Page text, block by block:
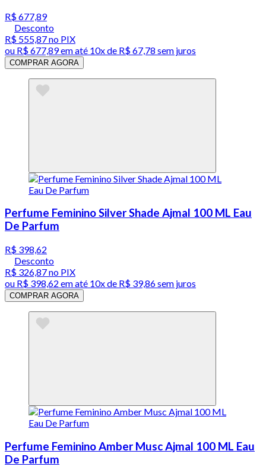
R$ 677,89
Desconto
R$ 555,87no PIX
ou R$ 677,89em até 10x de R$ 67,78 sem juros
COMPRAR AGORA
Perfume Feminino Silver Shade Ajmal 100 ML Eau
De Parfum
R$ 398,62
Desconto
R$ 326,87no PIX
ou R$ 398,62 em até 10x de R$ 39,86 sem juros
COMPRAR AGORA
Perfume Feminino Amber Musc Ajmal 100 ML Eau
De Parfum